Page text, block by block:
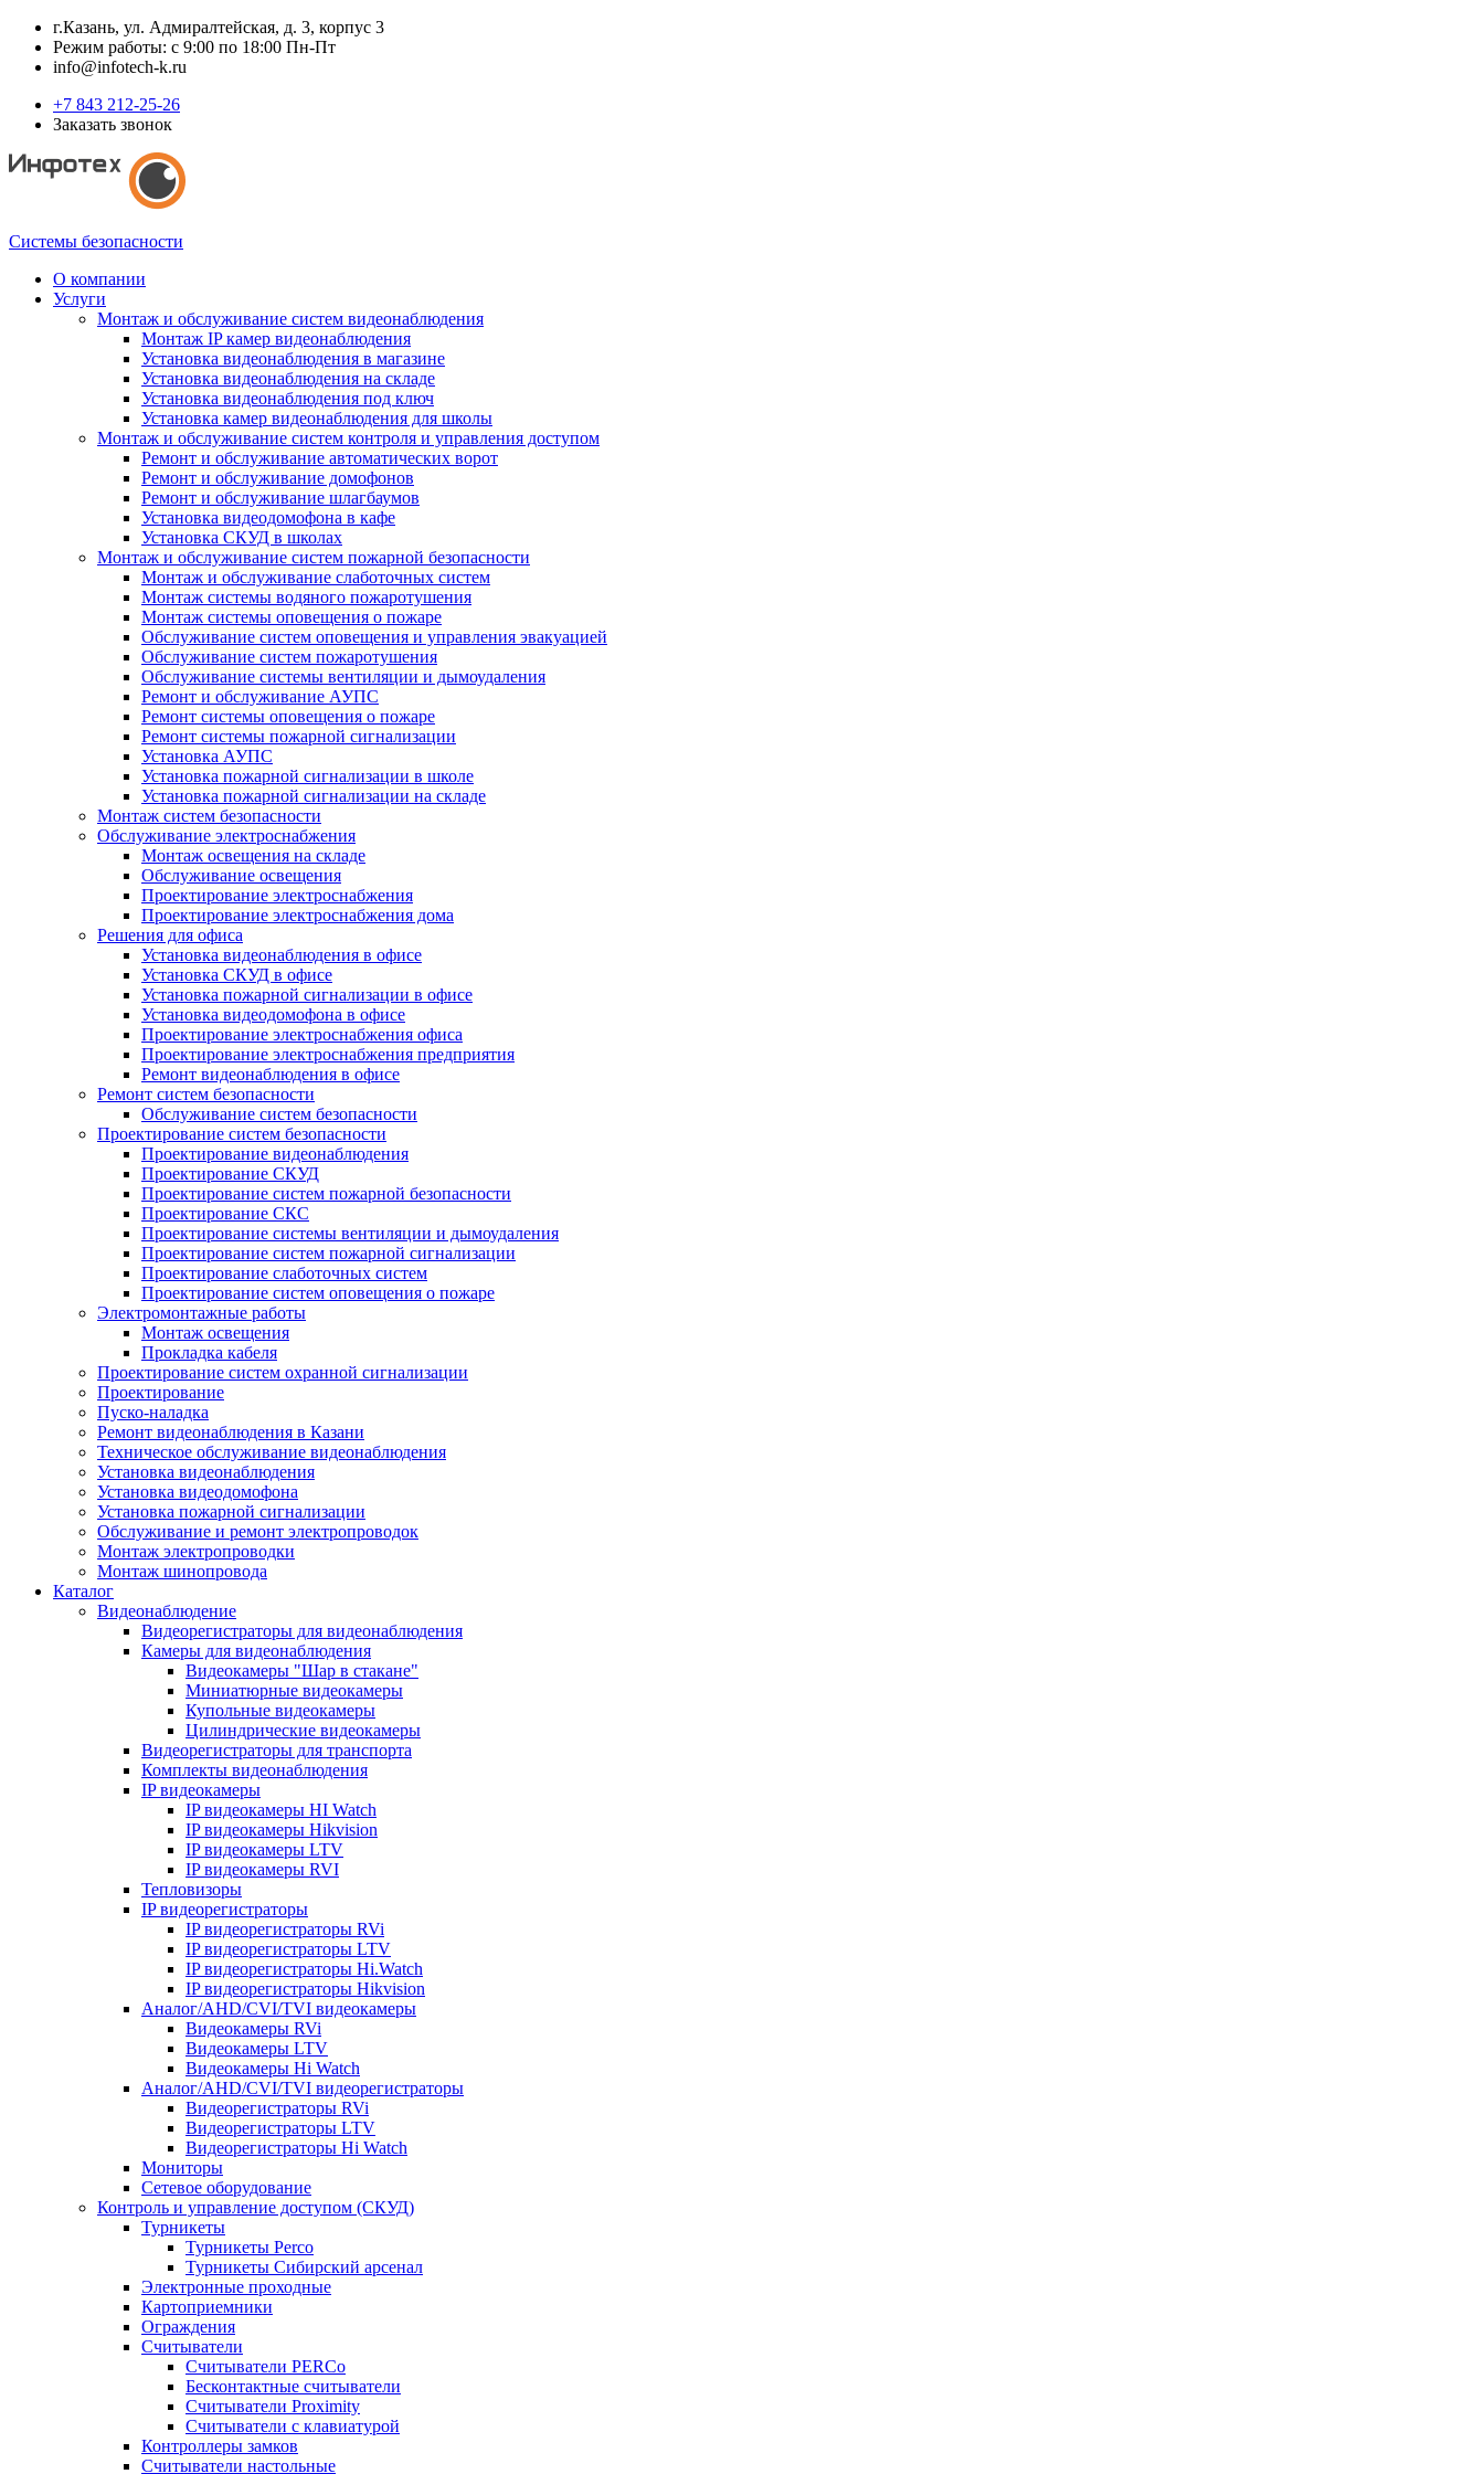
г.Казань, ул. Адмиралтейская, д. 3, корпус 3
Режим работы: с 9:00 по 18:00 Пн-Пт
info@infotech-k.ru
+7 843 212-25-26
Заказать звонок
Системы безопасности
О компании
Услуги
Монтаж и обслуживание систем видеонаблюдения
Монтаж IP камер видеонаблюдения
Установка видеонаблюдения в магазине
Установка видеонаблюдения на складе
Установка видеонаблюдения под ключ
Установка камер видеонаблюдения для школы
Монтаж и обслуживание систем контроля и управления доступом
Ремонт и обслуживание автоматических ворот
Ремонт и обслуживание домофонов
Ремонт и обслуживание шлагбаумов
Установка видеодомофона в кафе
Установка СКУД в школах
Монтаж и обслуживание систем пожарной безопасности
Монтаж и обслуживание слаботочных систем
Монтаж системы водяного пожаротушения
Монтаж системы оповещения о пожаре
Обслуживание систем оповещения и управления эвакуацией
Обслуживание систем пожаротушения
Обслуживание системы вентиляции и дымоудаления
Ремонт и обслуживание АУПС
Ремонт системы оповещения о пожаре
Ремонт системы пожарной сигнализации
Установка АУПС
Установка пожарной сигнализации в школе
Установка пожарной сигнализации на складе
Монтаж систем безопасности
Обслуживание электроснабжения
Монтаж освещения на складе
Обслуживание освещения
Проектирование электроснабжения
Проектирование электроснабжения дома
Решения для офиса
Установка видеонаблюдения в офисе
Установка СКУД в офисе
Установка пожарной сигнализации в офисе
Установка видеодомофона в офисе
Проектирование электроснабжения офиса
Проектирование электроснабжения предприятия
Ремонт видеонаблюдения в офисе
Ремонт систем безопасности
Обслуживание систем безопасности
Проектирование систем безопасности
Проектирование видеонаблюдения
Проектирование СКУД
Проектирование систем пожарной безопасности
Проектирование СКС
Проектирование системы вентиляции и дымоудаления
Проектирование систем пожарной сигнализации
Проектирование слаботочных систем
Проектирование систем оповещения о пожаре
Электромонтажные работы
Монтаж освещения
Прокладка кабеля
Проектирование систем охранной сигнализации
Проектирование
Пуско-наладка
Ремонт видеонаблюдения в Казани
Техническое обслуживание видеонаблюдения
Установка видеонаблюдения
Установка видеодомофона
Установка пожарной сигнализации
Обслуживание и ремонт электропроводок
Монтаж электропроводки
Монтаж шинопровода
Каталог
Видеонаблюдение
Видеорегистраторы для видеонаблюдения
Камеры для видеонаблюдения
Видеокамеры "Шар в стакане"
Миниатюрные видеокамеры
Купольные видеокамеры
Цилиндрические видеокамеры
Видеорегистраторы для транспорта
Комплекты видеонаблюдения
IP видеокамеры
IP видеокамеры HI Watch
IP видеокамеры Hikvision
IP видеокамеры LTV
IP видеокамеры RVI
Тепловизоры
IP видеорегистраторы
IP видеорегистраторы RVi
IP видеорегистраторы LTV
IP видеорегистраторы Hi.Watch
IP видеорегистраторы Hikvision
Аналог/AHD/CVI/TVI видеокамеры
Видеокамеры RVi
Видеокамеры LTV
Видеокамеры Hi Watch
Аналог/AHD/CVI/TVI видеорегистраторы
Видеорегистраторы RVi
Видеорегистраторы LTV
Видеорегистраторы Hi Watch
Мониторы
Сетевое оборудование
Контроль и управление доступом (СКУД)
Турникеты
Турникеты Perco
Турникеты Сибирский арсенал
Электронные проходные
Картоприемники
Ограждения
Считыватели
Считыватели PERCo
Бесконтактные считыватели
Считыватели Proximity
Считыватели с клавиатурой
Контроллеры замков
Считыватели настольные